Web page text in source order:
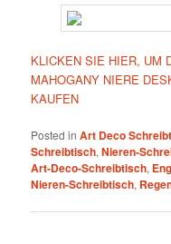
KLICKEN SIE HIER, UM
MAHOGANY NIERE
KAUFEN
Posted in Art Deco
Schreibtisch,Nieren-
Art-Deco-Schreibtisch,
Nieren-Schreibtisch,